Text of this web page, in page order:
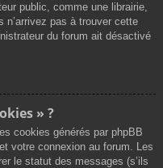
public, comme une librairie,
pas à trouver cette
du forum ait désactivé
» ?
cookies générés par phpBB
votre connexion au forum. Les
le statut des messages (s’ils